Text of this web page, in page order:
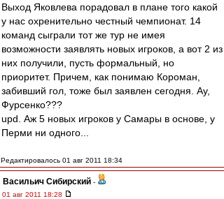
Выход Яковлева порадовал в плане того какой
у нас охренительно честный чемпионат. 14
команд сыграли тот же тур не имея
возможности заявлять новых игроков, а вот 2 из
них получили, пусть формальный, но
приоритет. Причем, как понимаю Короман,
забивший гол, тоже был заявлен сегодня. Ау,
Фурсенко???
upd. Аж 5 новых игроков у Самары в основе, у
Перми ни одного...
Редактировалось 01 авг 2011 18:34
Васильич Сибирский -
01 авг 2011 18:28